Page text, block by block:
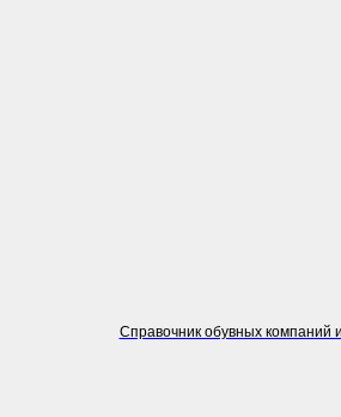
Справочник обувных компаний